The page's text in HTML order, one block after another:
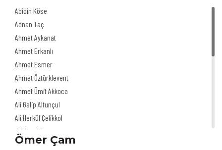
Abidin Köse
Adnan Taç
Ahmet Aykanat
Ahmet Erkanlı
Ahmet Esmer
Ahmet Öztürklevent
Ahmet Ümit Akkoca
Ali Galip Altunçul
Ali Herkül Çelikkol
Ali Kamil Uzun
Ali Şur
Ömer Çam